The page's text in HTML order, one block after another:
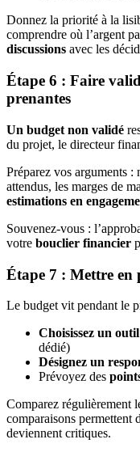
Donnez la priorité à la
comprendre où l’argent
discussions avec les
Étape 6 : Faire
prenantes
Un budget non validé
du projet, le directeur
Préparez vos arguments :
attendus, les marges de
estimations en
Souvenez-vous :
votre bouclier financier
Étape 7 : Mettre en
Le budget vit pendant le
Choisissez un
dédié)
Désignez un
Prévoyez des
Comparez régulièrement
comparaisons permettent
deviennent critiques.